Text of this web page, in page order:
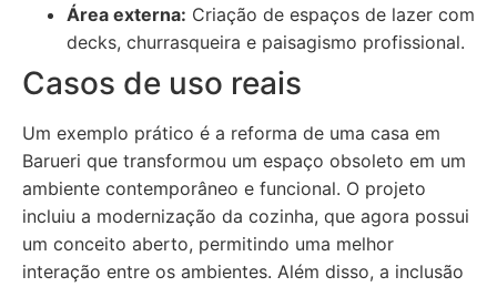
Área externa: Criação de espaços de lazer com
decks, churrasqueira e paisagismo profissional.
Casos de uso reais
Um exemplo prático é a reforma de uma casa em
Barueri que transformou um espaço obsoleto em um
ambiente contemporâneo e funcional. O projeto
incluiu a modernização da cozinha, que agora possui
um conceito aberto, permitindo uma melhor
interação entre os ambientes. Além disso, a inclusão